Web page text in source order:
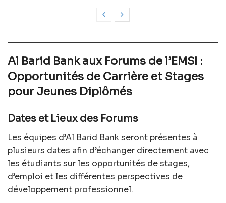
Al Barid Bank aux Forums de l’EMSI :
Opportunités de Carrière et Stages
pour Jeunes Diplômés
Dates et Lieux des Forums
Les équipes d’Al Barid Bank seront présentes à
plusieurs dates afin d’échanger directement avec
les étudiants sur les opportunités de stages,
d’emploi et les différentes perspectives de
développement professionnel.